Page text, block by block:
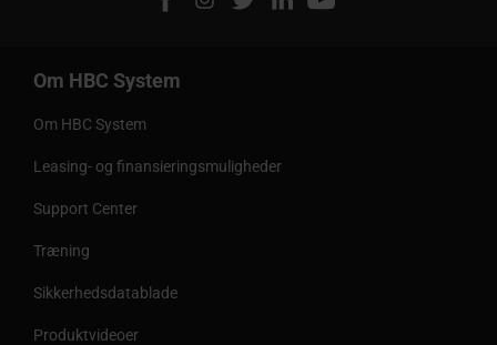
Om HBC System
Om HBC System
Leasing- og finansieringsmuligheder
Support Center
Træning
Sikkerhedsdatablade
Produktvideoer